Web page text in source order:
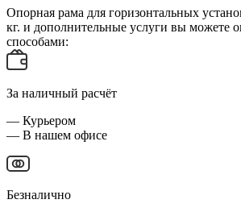
Опорная рама для горизонтальных
кг. и дополнительные услуги вы можете
способами:
За наличный расчёт
— Курьером
— В нашем офисе
Безналично